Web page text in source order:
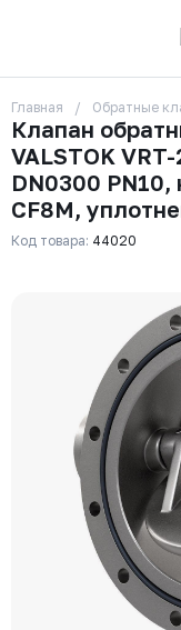
О компании
Контакты
Бренды
Отзывы
Сотрудники
Вакансии
Доставка
+7 (495) 215-24-81
Заказать звонок
Одинцово,
Пункт выдачи
Главная Обратные
Клапан
VALSTOK
DN0300 PN10,
CF8M,
Код товара: 44020